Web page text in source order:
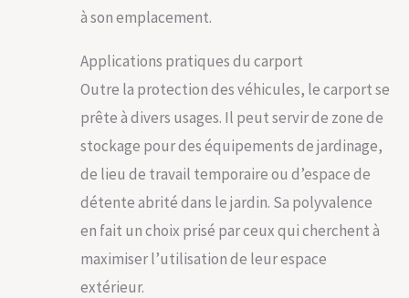
à son emplacement.
Applications pratiques du carport
Outre la protection des véhicules, le carport se
prête à divers usages. Il peut servir de zone de
stockage pour des équipements de jardinage,
de lieu de travail temporaire ou d’espace de
détente abrité dans le jardin. Sa polyvalence
en fait un choix prisé par ceux qui cherchent à
maximiser l’utilisation de leur espace
extérieur.